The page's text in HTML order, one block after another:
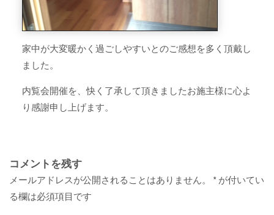
家中が大変暖かく過ごしやすいとのご感想を多く頂戴し
ました。
内覧会開催を、快く了承して頂きましたお施主様に心よ
り感謝申し上げます。
コメントを残す
メールアドレスが公開されることはありません。 * が付いてい
る欄は必須項目です